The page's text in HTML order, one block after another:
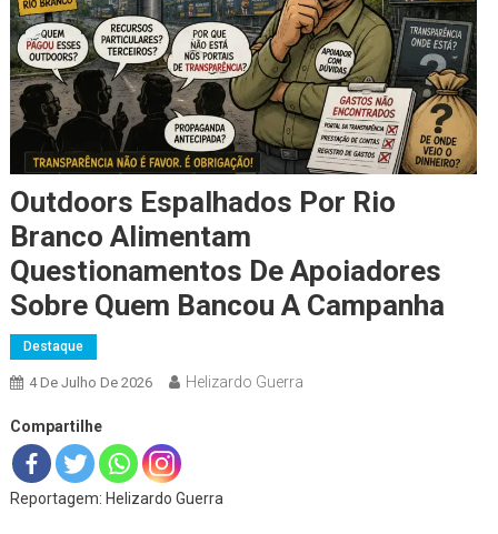
Outdoors Espalhados Por Rio
Branco Alimentam
Questionamentos De Apoiadores
Sobre Quem Bancou A Campanha
Destaque
4 De Julho De 2026 Helizardo Guerra
Compartilhe
Reportagem: Helizardo Guerra